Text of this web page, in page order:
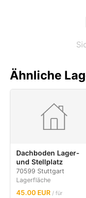
Ähnliche
Dachboden Lager-
und Stellplatz
70599 Stuttgart
Lagerfläche
45.00 EUR / für